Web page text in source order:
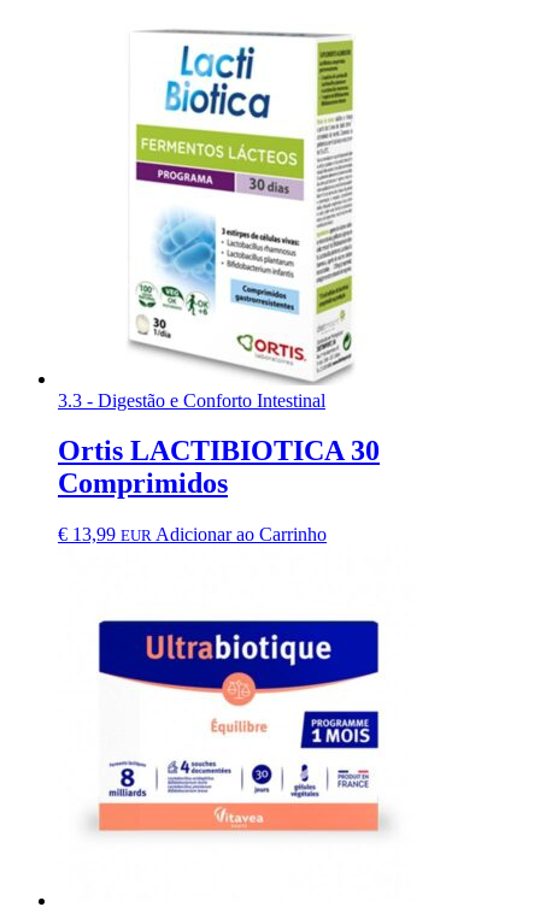
3.3 - Digestão e Conforto Intestinal
Ortis LACTIBIOTICA 30
Comprimidos
€ 13,99 EUR Adicionar ao Carrinho